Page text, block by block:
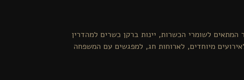
המתאים לשומרי הכשרות, יינות ברקן כשרים למהדרין
מיוחדים, לארוחות חג, למפגשים עם המשפחה